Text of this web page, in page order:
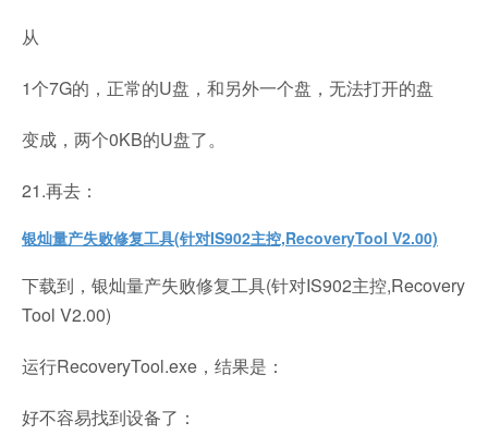
从
1个7G的，正常的U盘，和另外一个盘，无法打开的盘
变成，两个0KB的U盘了。
21.再去：
银灿量产失败修复工具(针对IS902主控,RecoveryTool V2.00)
下载到，银灿量产失败修复工具(针对IS902主控,Recovery
Tool V2.00)
运行RecoveryTool.exe，结果是：
好不容易找到设备了：